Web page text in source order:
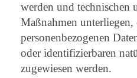
werden und technischen
Maßnahmen unterliegen,
personenbezogenen
oder identifizierbaren
zugewiesen werden.